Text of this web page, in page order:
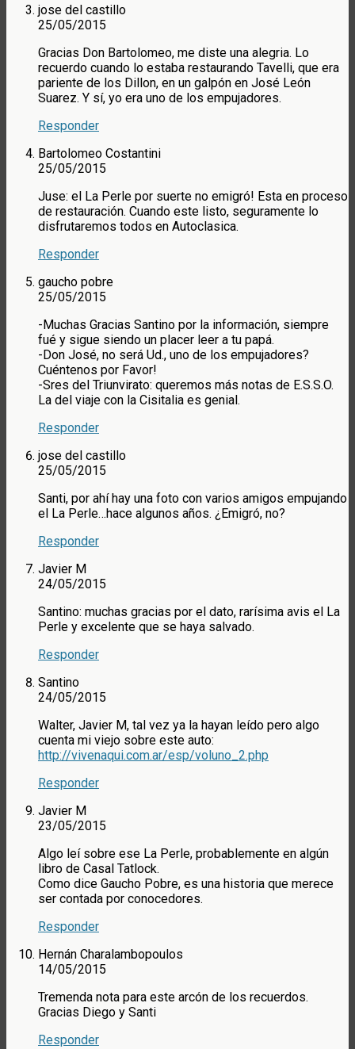
jose del castillo
25/05/2015
Gracias Don Bartolomeo, me diste una alegria. Lo
recuerdo cuando lo estaba restaurando Tavelli, que era
pariente de los Dillon, en un galpón en José León
Suarez. Y sí, yo era uno de los empujadores.
Responder
Bartolomeo Costantini
25/05/2015
Juse: el La Perle por suerte no emigró! Esta en proceso
de restauración. Cuando este listo, seguramente lo
disfrutaremos todos en Autoclasica.
Responder
gaucho pobre
25/05/2015
-Muchas Gracias Santino por la información, siempre
fué y sigue siendo un placer leer a tu papá.
-Don José, no será Ud., uno de los empujadores?
Cuéntenos por Favor!
-Sres del Triunvirato: queremos más notas de E.S.S.O.
La del viaje con la Cisitalia es genial.
Responder
jose del castillo
25/05/2015
Santi, por ahí hay una foto con varios amigos empujando
el La Perle…hace algunos años. ¿Emigró, no?
Responder
Javier M
24/05/2015
Santino: muchas gracias por el dato, rarísima avis el La
Perle y excelente que se haya salvado.
Responder
Santino
24/05/2015
Walter, Javier M, tal vez ya la hayan leído pero algo
cuenta mi viejo sobre este auto:
http://vivenaqui.com.ar/esp/voluno_2.php
Responder
Javier M
23/05/2015
Algo leí sobre ese La Perle, probablemente en algún
libro de Casal Tatlock.
Como dice Gaucho Pobre, es una historia que merece
ser contada por conocedores.
Responder
Hernán Charalambopoulos
14/05/2015
Tremenda nota para este arcón de los recuerdos.
Gracias Diego y Santi
Responder